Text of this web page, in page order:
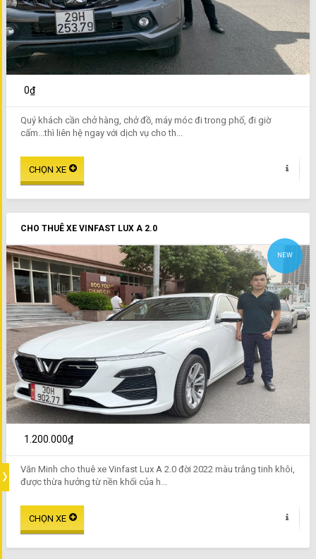
0₫
Quý khách cần chở hàng, chở đồ, máy móc đi trong phố, đi giờ
cấm...thì liên hệ ngay với dịch vụ cho th...
CHO THUÊ XE VINFAST LUX A 2.0
NEW
1.200.000₫
Văn Minh cho thuê xe Vinfast Lux A 2.0 đời 2022 màu trắng tinh khôi,
được thừa hưởng từ nền khối của h...